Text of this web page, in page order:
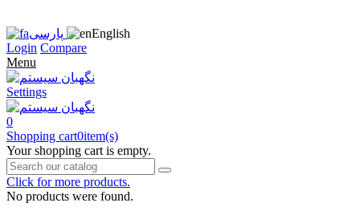
پارسی
English
Login Compare
Menu
Settings
0
Shopping cart0item(s)
Your shopping cart is empty.
Click for more products.
No products were found.